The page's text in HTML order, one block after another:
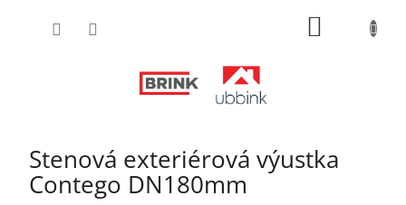
Stenová exteriérová výustka
Contego DN180mm